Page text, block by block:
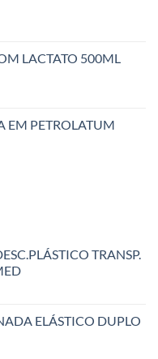
LACTATO 500ML
EM PETROLATUM
TRANSP.
ELÁSTICO DUPLO